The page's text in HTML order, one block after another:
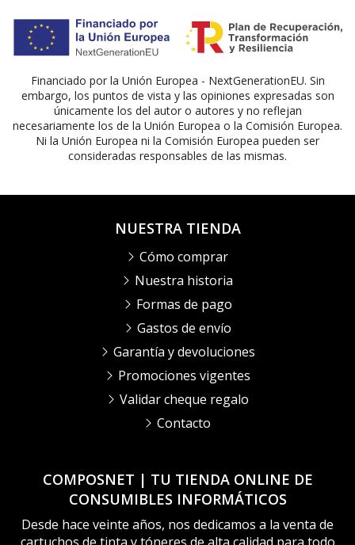
Financiado por la Unión Europea - NextGenerationEU. Sin
embargo, los puntos de vista y las opiniones expresadas son
únicamente los del autor o autores y no reflejan
necesariamente los de la Unión Europea o la Comisión Europea.
Ni la Unión Europea ni la Comisión Europea pueden ser
consideradas responsables de las mismas.
COMPOSNET | TU TIENDA ONLINE DE
CONSUMIBLES INFORMÁTICOS
Desde hace veinte años, nos dedicamos a la venta de
NUESTRA TIENDA
Cómo comprar
Nuestra historia
Formas de pago
Gastos de envío
Garantía y devoluciones
Promociones vigentes
Validar cheque regalo
Contacto